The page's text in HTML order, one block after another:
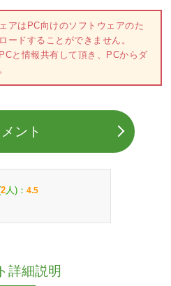
アはPC向けのソフトウェアのた
ードすることができません。
と情報共有して頂き、PCからダ
ント
2 人)： 4.5
詳細説明